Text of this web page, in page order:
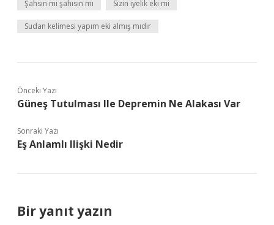
Şahsın mı şahısın mı Sizin iyelik eki mi
Sudan kelimesi yapım eki almış mıdır
Önceki Yazı
Güneş Tutulması Ile Depremin Ne Alakası Var
Sonraki Yazı
Eş Anlamlı Ilişki Nedir
Bir yanıt yazın